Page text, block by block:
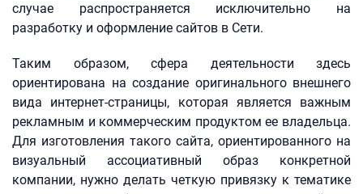
случае распространяется исключительно на
разработку и оформление сайтов в Сети.
Таким образом, сфера деятельности здесь
ориентирована на создание оригинального внешнего
вида интернет-страницы, которая является важным
рекламным и коммерческим продуктом ее владельца.
Для изготовления такого сайта, ориентированного на
визуальный ассоциативный образ конкретной
компании, нужно делать четкую привязку к тематике